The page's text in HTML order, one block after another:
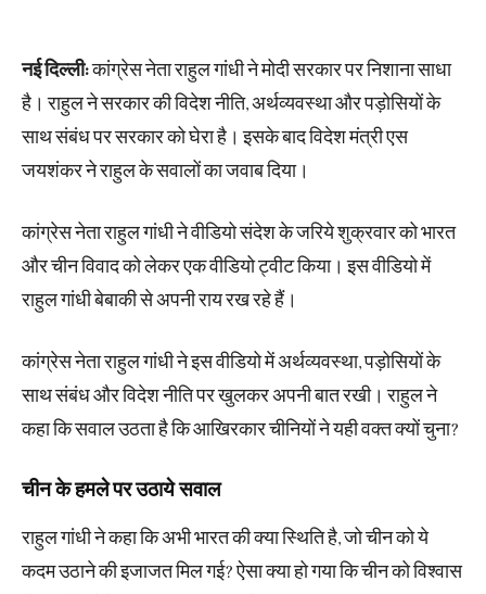
नई दिल्ली:कांग्रेस नेता राहुल गांधी ने मोदी सरकार पर निशाना साधा
है। राहुल ने सरकार की विदेश नीति, अर्थव्यवस्था और पड़ोसियों के
साथ संबंध पर सरकार को घेरा है। इसके बाद विदेश मंत्री एस
जयशंकर ने राहुल के सवालों का जवाब दिया।
कांग्रेस नेता राहुल गांधी ने वीडियो संदेश के जरिये शुक्रवार को भारत
और चीन विवाद को लेकर एक वीडियो ट्वीट किया। इस वीडियो में
राहुल गांधी बेबाकी से अपनी राय रख रहे हैं।
कांग्रेस नेता राहुल गांधी ने इस वीडियो में अर्थव्यवस्था, पड़ोसियों के
साथ संबंध और विदेश नीति पर खुलकर अपनी बात रखी। राहुल ने
कहा कि सवाल उठता है कि आखिरकार चीनियों ने यही वक्त क्यों चुना?
चीन ​के हमले पर उठाये सवाल
राहुल गांधी ने कहा कि अभी भारत की क्या स्थिति है, जो चीन को ये
कदम उठाने की इजाजत मिल गई? ऐसा क्या हो गया कि चीन को विश्वास